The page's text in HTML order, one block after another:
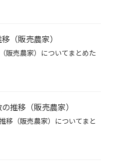
（販売農家）
販売農家）についてまとめた
推移（販売農家）
移（販売農家）についてまと